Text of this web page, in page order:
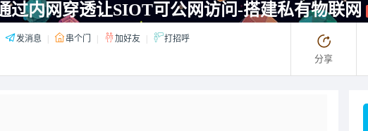
过内网穿透让SIOT可公网访问-搭建私有物联网
发消息 串个门 加好友 打招呼
分享